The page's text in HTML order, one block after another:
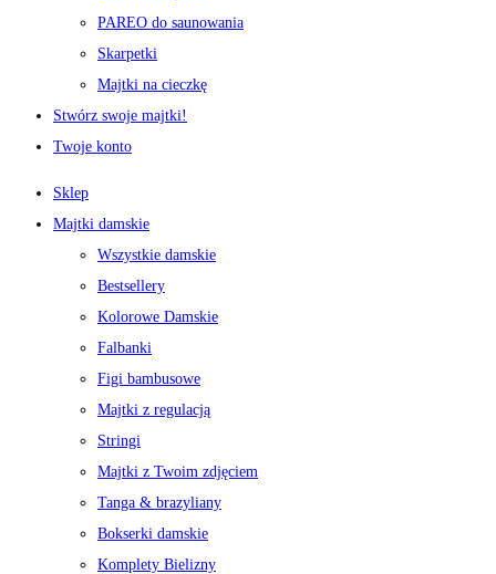
PAREO do saunowania
Skarpetki
Majtki na cieczkę
Stwórz swoje majtki!
Twoje konto
Sklep
Majtki damskie
Wszystkie damskie
Bestsellery
Kolorowe Damskie
Falbanki
Figi bambusowe
Majtki z regulacją
Stringi
Majtki z Twoim zdjęciem
Tanga & brazyliany
Bokserki damskie
Komplety Bielizny